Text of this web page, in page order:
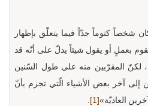
شخصاً كتوماً جدّاً فيما يتعلّق بإظهار
يقوم بعملٍ أو يقول شيئاً يدلّ على أنّه قد
لكنّ المقرّبين منه على طول السّنين
إلى آخر بعض الأشياء الّتي تجزم بأنّ
العاديّة»[1]
.